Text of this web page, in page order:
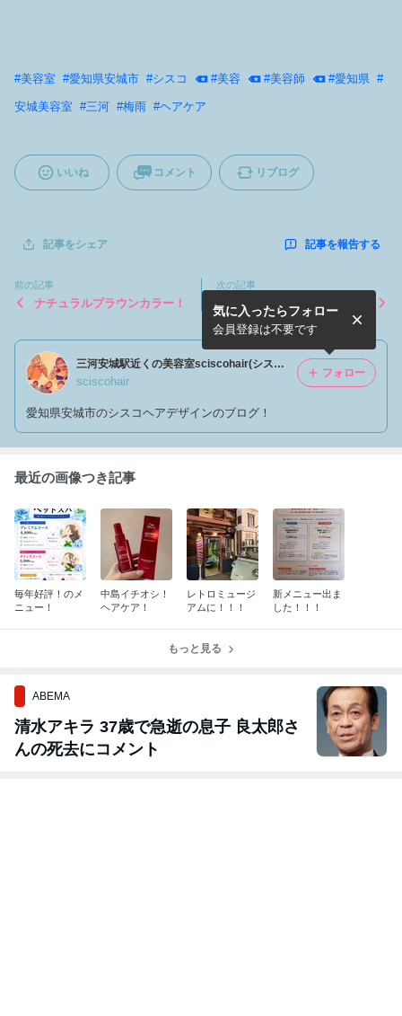
#美容室 #愛知県安城市 #シスコ #美容 #美容師 #愛知県 #
安城美容室 #三河 #梅雨 #ヘアケア
いいね コメント リブログ
記事をシェア 記事を報告する
前の記事
ナチュラルブラウンカラー！
次の記事
今年も森道行って来ました！
三河安城駅近くの美容室sciscohair(シスコヘアー)のブログ
sciscohair
愛知県安城市のシスコヘアデザインのブログ！
気に入ったらフォロー
会員登録は不要です
フォロー
最近の画像つき記事
毎年好評！のメ
ニュー！
中島イチオシ！
ヘアケア！
レトロミュージ
アムに！！！
新メニュー出ま
した！！！
もっと見る
ABEMA
清水アキラ 37歳で急逝の息子 良太郎さ
んの死去にコメント